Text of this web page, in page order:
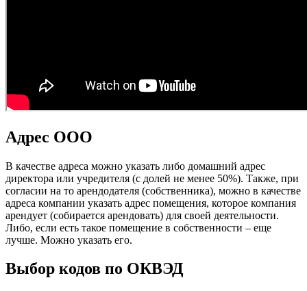
Адрес ООО
В качестве адреса можно указать либо домашний адрес
директора или учредителя (с долей не менее 50%). Также, при
согласии на то арендодателя (собственника), можно в качестве
адреса компании указать адрес помещения, которое компания
арендует (собирается арендовать) для своей деятельности.
Либо, если есть такое помещение в собственности – еще
лучше. Можно указать его.
Выбор кодов по ОКВЭД